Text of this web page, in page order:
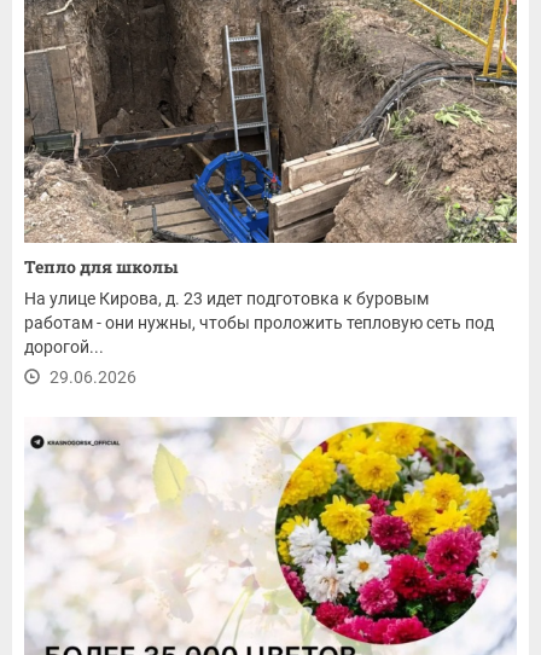
Тепло для школы
На улице Кирова, д. 23 идет подготовка к буровым
работам - они нужны, чтобы проложить тепловую сеть под
дорогой...
29.06.2026